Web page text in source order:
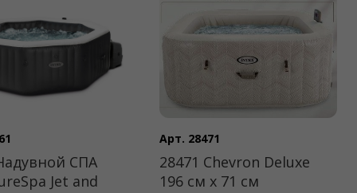
СПА
Jet and
Арт. 28471
28471 Chevron Deluxe
196 см х 71 см